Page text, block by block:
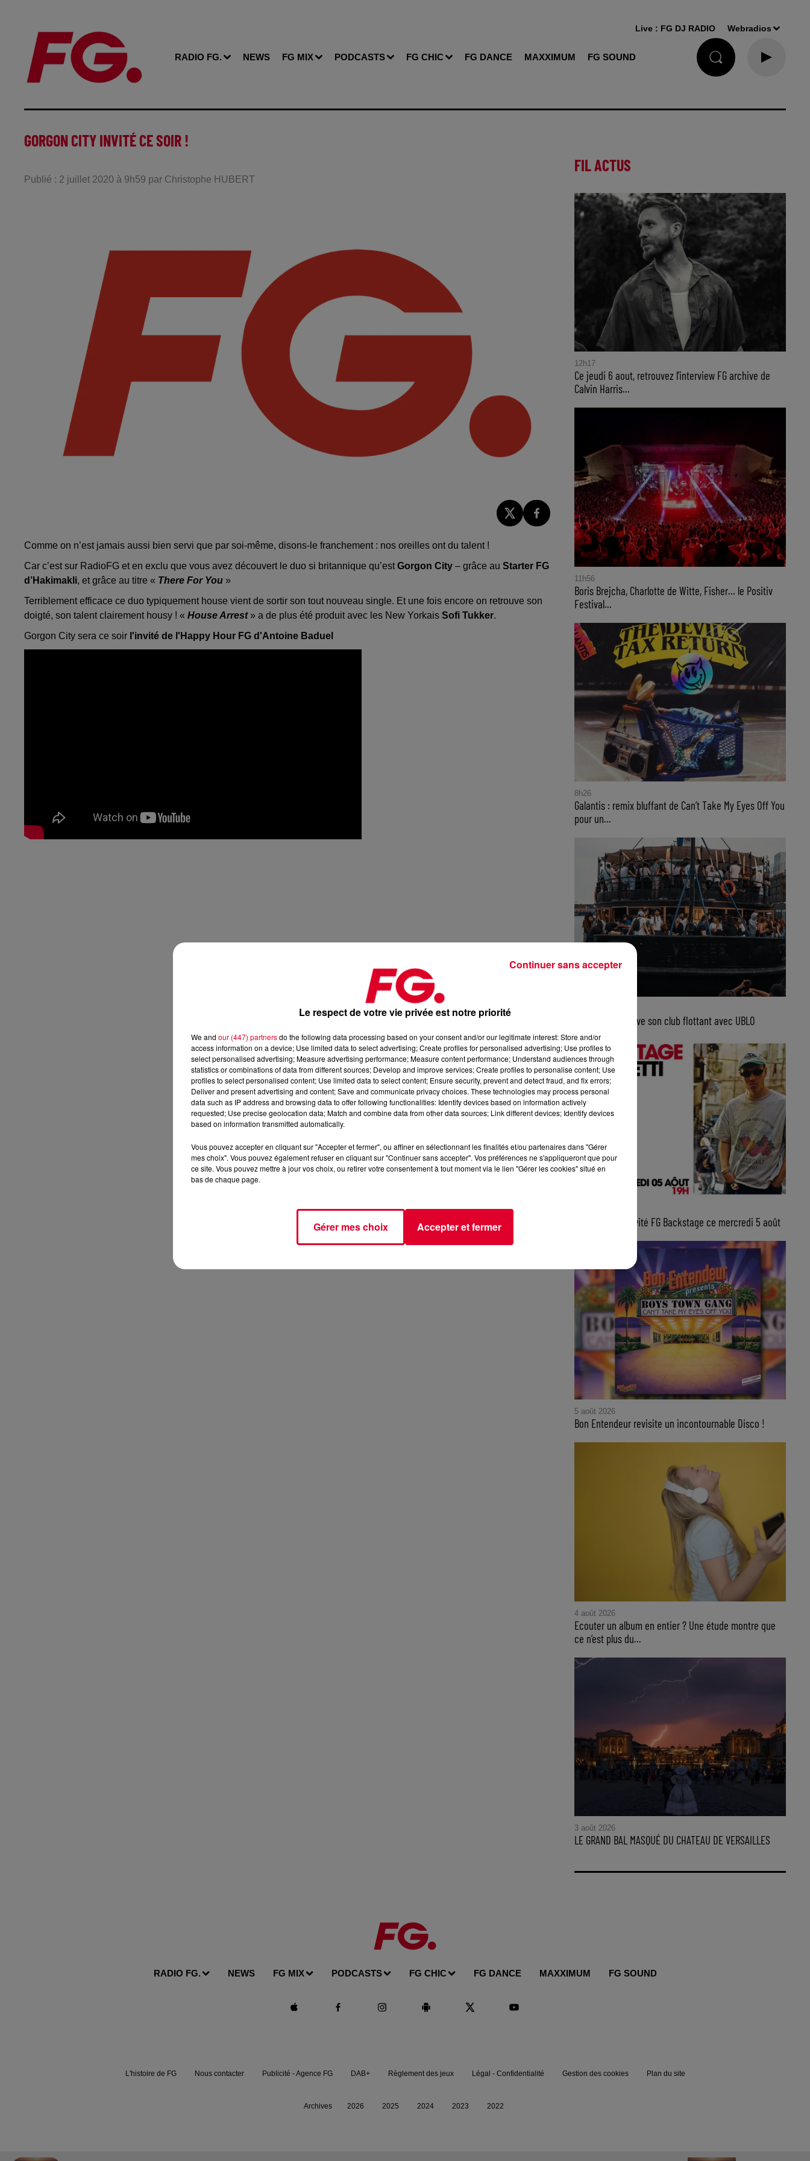
RADIO FG. NEWS FG MIX PODCASTS FG CHIC FG DANCE MAXXIMUM FG SOUND
Live : FG DJ RADIO Webradios
GORGON CITY INVITÉ CE SOIR !
Publié : 2 juillet 2020 à 9h59 par Christophe HUBERT
Comme on n’est jamais aussi bien servi que par soi-même, disons-le franchement : nos oreilles ont du talent !
Car c’est sur RadioFG et en exclu que vous avez découvert le duo si britannique qu’estGorgon City – grâce au Starter FG
d’Hakimakli, et grâce au titre « There For You »
Terriblement efficace ce duo typiquement house vient de sortir son tout nouveau single. Et une fois encore on retrouve son
doigté, son talent clairement housy ! « House Arrest» a de plus été produit avec les New Yorkais Sofi Tukker.
Gorgon City sera ce soir l'invité de l'Happy Hour FG d'Antoine Baduel
FIL ACTUS
12h17
Ce jeudi 6 aout, retrouvez l'interview FG archive de
Calvin Harris...
11h56
Boris Brejcha, Charlotte de Witte, Fisher… le Positiv
Festival...
8h26
Galantis : remix bluffant de Can’t Take My Eyes Off You
pour un...
Bordeaux retrouve son club flottant avec UBLO
Lucas Sketti, invité FG Backstage ce mercredi 5 août
5 août 2026
Bon Entendeur revisite un incontournable Disco !
4 août 2026
Ecouter un album en entier ? Une étude montre que
ce n’est plus du...
3 août 2026
LE GRAND BAL MASQUÉ DU CHATEAU DE VERSAILLES
RADIO FG. NEWS FG MIX PODCASTS FG CHIC FG DANCE MAXXIMUM FG SOUND
L'histoire de FG Nous contacter Publicité - Agence FG DAB+ Règlement des jeux Légal - Confidentialité Gestion des cookies Plan du site
Archives 2026 2025 2024 2023 2022
Le respect de votre vie privée est notre priorité
We and our (447) partnersdo the following data processing based on your consent and/or our legitimate interest: Store and/or
access information on a device; Use limited data to select advertising; Create profiles for personalised advertising; Use profiles to
select personalised advertising; Measure advertising performance; Measure content performance; Understand audiences through
statistics or combinations of data from different sources; Develop and improve services; Create profiles to personalise content; Use
profiles to select personalised content; Use limited data to select content; Ensure security, prevent and detect fraud, and fix errors;
Deliver and present advertising and content; Save and communicate privacy choices. These technologies may process personal
data such as IP address and browsing data to offer following functionalities: Identify devices based on information actively
requested; Use precise geolocation data; Match and combine data from other data sources; Link different devices; Identify devices
based on information transmitted automatically.
Vous pouvez accepter en cliquant sur "Accepter et fermer", ou affiner en sélectionnant les finalités et/ou partenaires dans "Gérer
mes choix". Vous pouvez également refuser en cliquant sur "Continuer sans accepter". Vos préférences ne s'appliqueront que pour
ce site. Vous pouvez mettre à jour vos choix, ou retirer votre consentement à tout moment via le lien "Gérer les cookies" situé en
bas de chaque page.
Gérer mes choix Accepter et fermer
Continuer sans accepter